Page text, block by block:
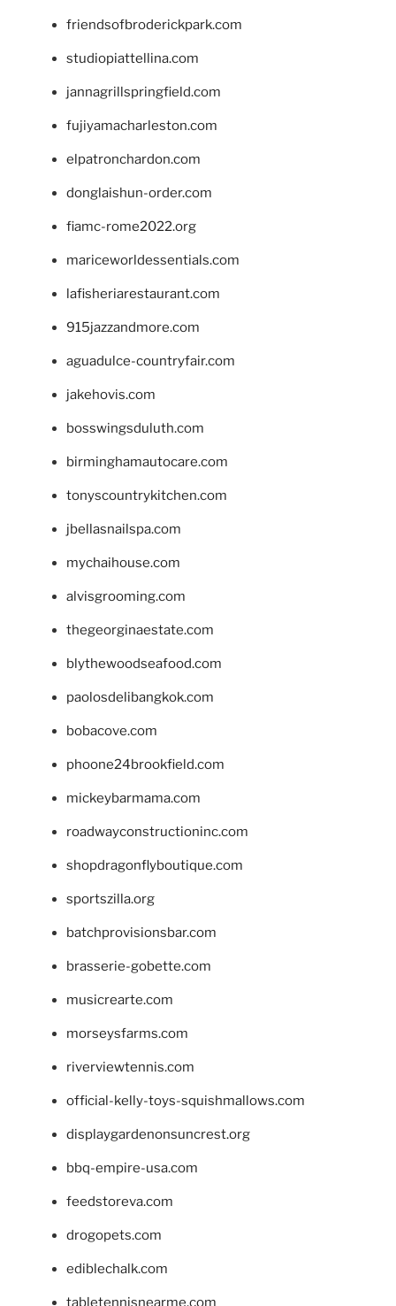
friendsofbroderickpark.com
studiopiattellina.com
jannagrillspringfield.com
fujiyamacharleston.com
elpatronchardon.com
donglaishun-order.com
fiamc-rome2022.org
mariceworldessentials.com
lafisheriarestaurant.com
915jazzandmore.com
aguadulce-countryfair.com
jakehovis.com
bosswingsduluth.com
birminghamautocare.com
tonyscountrykitchen.com
jbellasnailspa.com
mychaihouse.com
alvisgrooming.com
thegeorginaestate.com
blythewoodseafood.com
paolosdelibangkok.com
bobacove.com
phoone24brookfield.com
mickeybarmama.com
roadwayconstructioninc.com
shopdragonflyboutique.com
sportszilla.org
batchprovisionsbar.com
brasserie-gobette.com
musicrearte.com
morseysfarms.com
riverviewtennis.com
official-kelly-toys-squishmallows.com
displaygardenonsuncrest.org
bbq-empire-usa.com
feedstoreva.com
drogopets.com
ediblechalk.com
tabletennisnearme.com